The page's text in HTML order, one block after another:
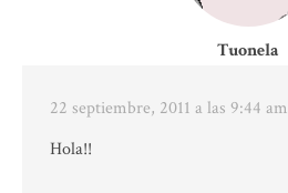
Tuonela
22 septiembre, 2011 a las 9:44 am
Hola!!